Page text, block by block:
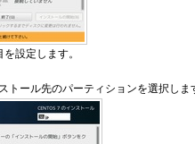
設定します。
トール先のパーティションを選択しま